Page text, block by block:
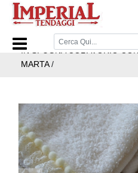
Home Page/Emy Ricami/
IN SPUGNA COL AVORIO
MARTA/